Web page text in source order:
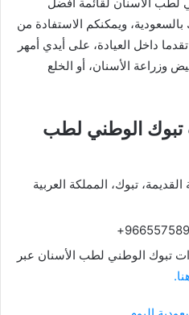
لطب الأسنان لقائمة أفضل
ويمكنكم الاستفادة من
داخل العيادة، على أيدي أمهر
وزراعة الأسنان، أو الخلع
تبوك الوطني لطب
القديمة، تبوك، المملكة العربية
تبوك الوطني لطب الأسنان عبر